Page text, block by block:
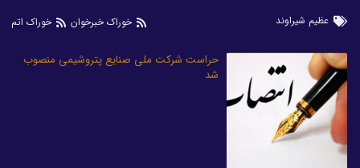
عظیم شیراوند خوراک خبرخوان خوراک اتم
حراست شرکت ملی صنایع پتروشیمی منصوب
شد